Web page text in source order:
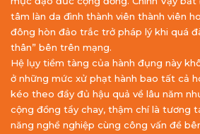
tâm làn da đình thành viên thành viên
đông hòn đảo trắc trở pháp lý khi quá
thân” bên trên mạng.
Hệ lụy tiềm tàng của hành đụng này
ở những mức xử phạt hành bao tất cả
kéo theo đầy đủ hậu quả về lâu năm
cộng đồng tẩy chay, thậm chí là tương
năng nghề nghiệp cùng công vấn đề